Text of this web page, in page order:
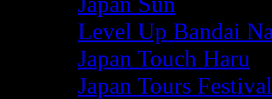
Level Up Bandai
Japan Touch Haru
Japan Tours Festival